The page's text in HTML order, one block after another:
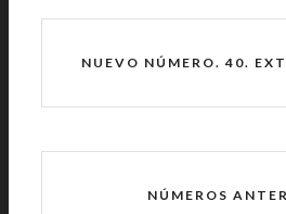
NUEVO NÚMERO. 40.
NÚMEROS